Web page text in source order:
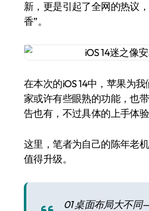
新，更是引起了全网的热议
香”。
在本次的iOS 14中，苹果为
家或许有些眼熟的功能，也
告也有，不过具体的上手体
这里，笔者为自己的陈年老
值得升级。
01 桌面布局大不